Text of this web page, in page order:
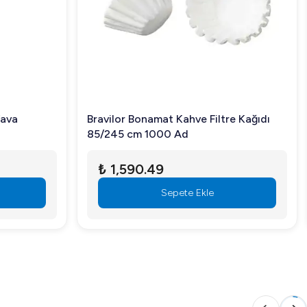
ile bir kokteyl setinden beklenen her şeyi sunar.
Bravilor Bonamat Kahve Filtre Kağıdı
85/245 cm 1000 Ad
₺ 1,590.49
Sepete Ekle